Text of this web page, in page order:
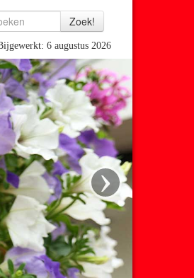
6 augustus 2026
›